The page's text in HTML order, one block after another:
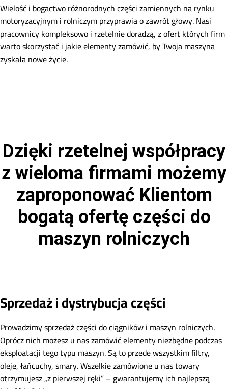
Wielość i bogactwo różnorodnych części zamiennych na rynku
motoryzacyjnym i rolniczym przyprawia o zawrót głowy. Nasi
pracownicy kompleksowo i rzetelnie doradzą, z ofert których firm
warto skorzystać i jakie elementy zamówić, by Twoja maszyna
zyskała nowe życie.
Dzięki rzetelnej współpracy
z wieloma firmami możemy
zaproponować Klientom
bogatą ofertę części do
maszyn rolniczych
Sprzedaż i dystrybucja części
Prowadzimy sprzedaż części do ciągników i maszyn rolniczych.
Oprócz nich możesz u nas zamówić elementy niezbędne podczas
eksploatacji tego typu maszyn. Są to przede wszystkim filtry,
oleje, łańcuchy, smary. Wszelkie zamówione u nas towary
otrzymujesz „z pierwszej ręki” – gwarantujemy ich najlepszą